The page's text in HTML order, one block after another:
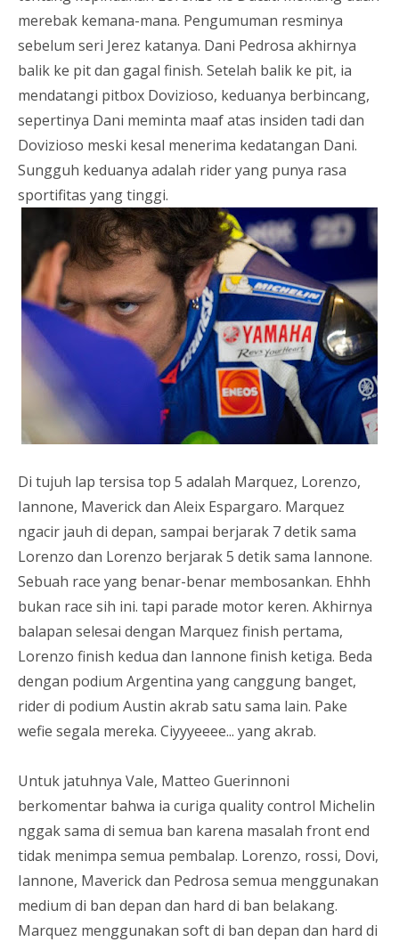
merebak kemana-mana. Pengumuman resminya
sebelum seri Jerez katanya. Dani Pedrosa akhirnya
balik ke pit dan gagal finish. Setelah balik ke pit, ia
mendatangi pitbox Dovizioso, keduanya berbincang,
sepertinya Dani meminta maaf atas insiden tadi dan
Dovizioso meski kesal menerima kedatangan Dani.
Sungguh keduanya adalah rider yang punya rasa
sportifitas yang tinggi.
Di tujuh lap tersisa top 5 adalah Marquez, Lorenzo,
Iannone, Maverick dan Aleix Espargaro. Marquez
ngacir jauh di depan, sampai berjarak 7 detik sama
Lorenzo dan Lorenzo berjarak 5 detik sama Iannone.
Sebuah race yang benar-benar membosankan. Ehhh
bukan race sih ini. tapi parade motor keren. Akhirnya
balapan selesai dengan Marquez finish pertama,
Lorenzo finish kedua dan Iannone finish ketiga. Beda
dengan podium Argentina yang canggung banget,
rider di podium Austin akrab satu sama lain. Pake
wefie segala mereka. Ciyyyeeee... yang akrab.
Untuk jatuhnya Vale, Matteo Guerinnoni
berkomentar bahwa ia curiga quality control Michelin
nggak sama di semua ban karena masalah front end
tidak menimpa semua pembalap. Lorenzo, rossi, Dovi,
Iannone, Maverick dan Pedrosa semua menggunakan
medium di ban depan dan hard di ban belakang.
Marquez menggunakan soft di ban depan dan hard di